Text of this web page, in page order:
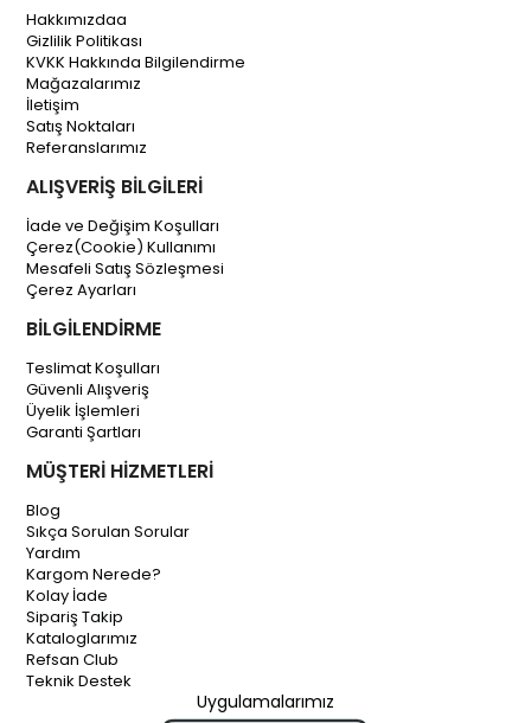
Hakkımızdaa
Gizlilik Politikası
KVKK Hakkında Bilgilendirme
Mağazalarımız
İletişim
Satış Noktaları
Referanslarımız
ALIŞVERİŞ BİLGİLERİ
İade ve Değişim Koşulları
Çerez(Cookie) Kullanımı
Mesafeli Satış Sözleşmesi
Çerez Ayarları
BİLGİLENDİRME
Teslimat Koşulları
Güvenli Alışveriş
Üyelik İşlemleri
Garanti Şartları
MÜŞTERİ HİZMETLERİ
Blog
Sıkça Sorulan Sorular
Yardım
Kargom Nerede?
Kolay İade
Sipariş Takip
Kataloglarımız
Refsan Club
Teknik Destek
Uygulamalarımız